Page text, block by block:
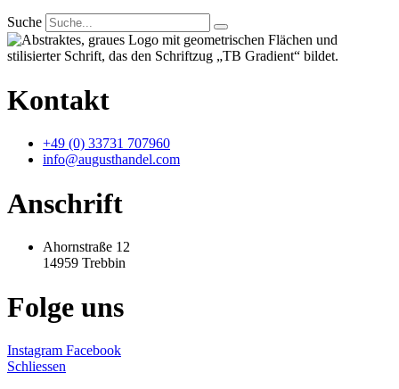
Suche
Kontakt
+49 (0) 33731 707960
info@augusthandel.com
Anschrift
Ahornstraße 12
14959 Trebbin
Folge uns
Instagram Facebook
Schliessen